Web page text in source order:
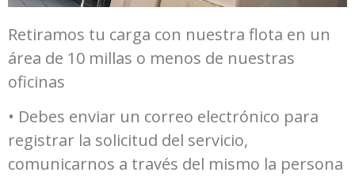
Retiramos tu carga con nuestra flota en un
área de 10 millas o menos de nuestras
oficinas
• Debes enviar un correo electrónico para
registrar la solicitud del servicio,
comunicarnos a través del mismo la persona